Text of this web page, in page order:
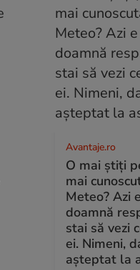
Avantaje.ro
O mai știți
mai
Meteo? Azi
doamnă
stai să vezi
ei. Nimeni,
așteptat la